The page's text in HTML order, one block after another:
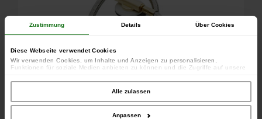
Zustimmung Details Über Cookies
Diese Webseite verwendet Cookies
Wir verwenden Cookies, um Inhalte und Anzeigen zu personalisieren,
Funktionen für soziale Medien anbieten zu können und die Zugriffe auf unsere
unserer Website an unsere Partner für soziale Medien, Werbung und Analysen
weiter. Unsere Partner führen diese Informationen möglicherweise mit weiteren
Daten zusammen, die Sie ihnen bereitgestellt haben oder die sie im Rahmen
Ihrer Nutzung der Dienste gesammelt haben.
Alle zulassen
Anpassen